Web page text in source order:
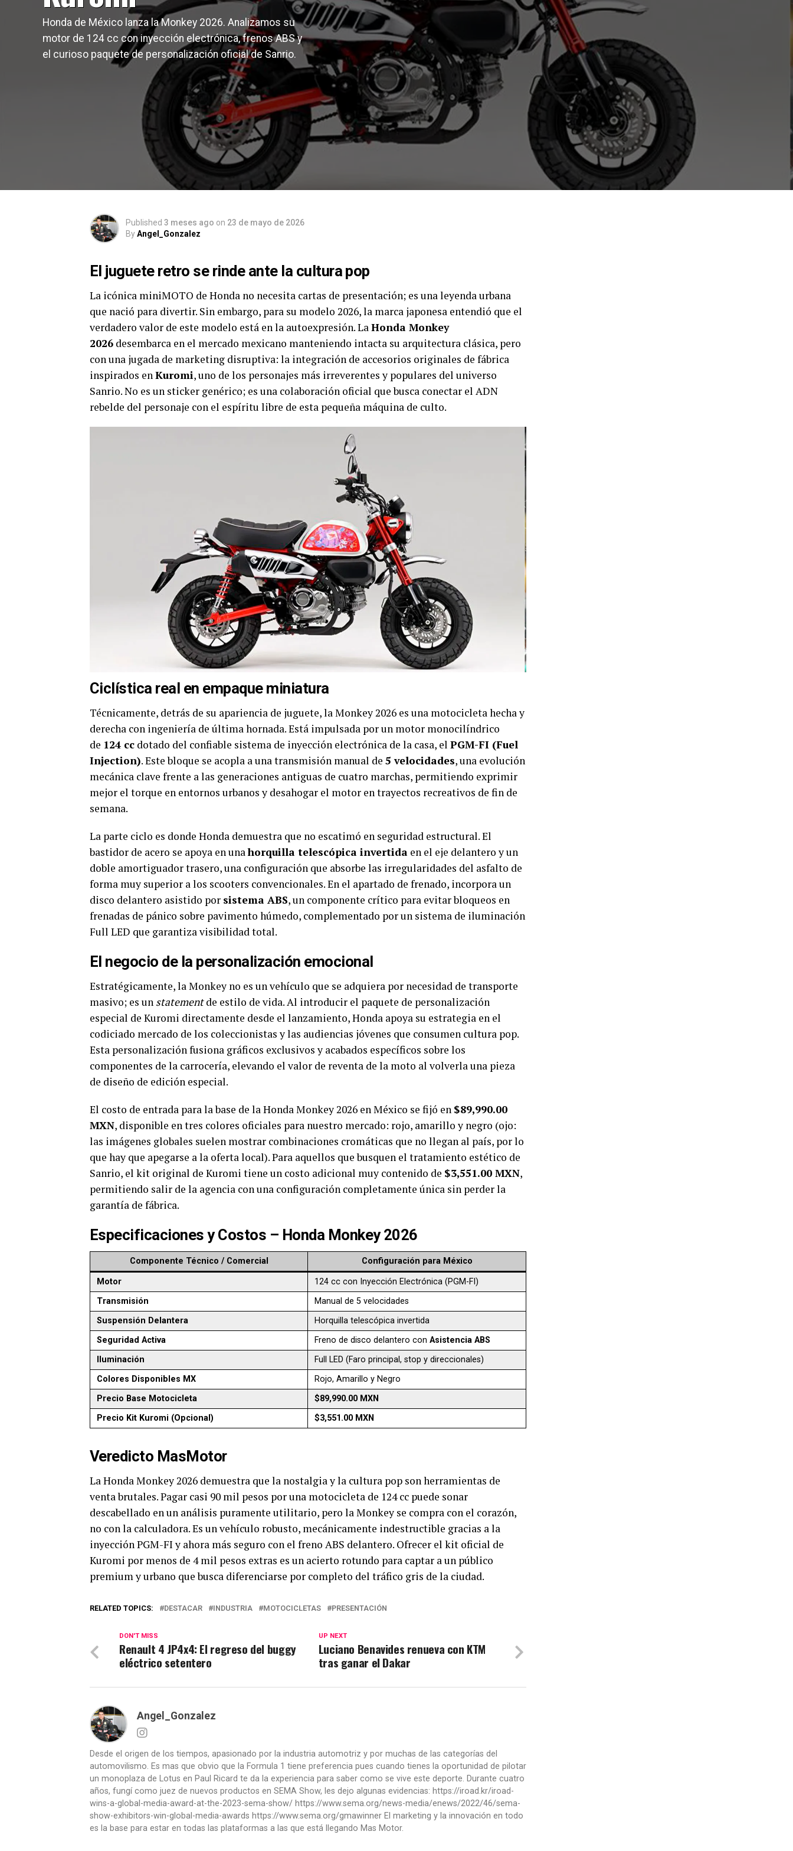
Honda de México lanza la Monkey 2026. Analizamos su
motor de 124 cc con inyección electrónica, frenos ABS y
el curioso paquete de personalización oficial de Sanrio.
Published 3 meses ago on 23 de mayo de 2026
ByAngel_Gonzalez
El juguete retro se rinde ante la cultura pop
La icónica miniMOTO de Honda no necesita cartas de presentación; es una leyenda urbana
que nació para divertir. Sin embargo, para su modelo 2026, la marca japonesa entendió que el
verdadero valor de este modelo está en la autoexpresión. LaHonda Monkey
2026 desembarca en el mercado mexicano manteniendo intacta su arquitectura clásica, pero
con una jugada de marketing disruptiva: la integración de accesorios originales de fábrica
inspirados enKuromi, uno de los personajes más irreverentes y populares del universo
Sanrio. No es un sticker genérico; es una colaboración oficial que busca conectar el ADN
rebelde del personaje con el espíritu libre de esta pequeña máquina de culto.
Ciclística real en empaque miniatura
Técnicamente, detrás de su apariencia de juguete, la Monkey 2026 es una motocicleta hecha y
derecha con ingeniería de última hornada. Está impulsada por un motor monocilíndrico
de 124 cc dotado del confiable sistema de inyección electrónica de la casa, el PGM-FI (Fuel
Injection). Este bloque se acopla a una transmisión manual de 5 velocidades, una evolución
mecánica clave frente a las generaciones antiguas de cuatro marchas, permitiendo exprimir
mejor el torque en entornos urbanos y desahogar el motor en trayectos recreativos de fin de
semana.
La parte ciclo es donde Honda demuestra que no escatimó en seguridad estructural. El
bastidor de acero se apoya en unahorquilla telescópica invertida en el eje delantero y un
doble amortiguador trasero, una configuración que absorbe las irregularidades del asfalto de
forma muy superior a los scooters convencionales. En el apartado de frenado, incorpora un
disco delantero asistido por sistema ABS, un componente crítico para evitar bloqueos en
frenadas de pánico sobre pavimento húmedo, complementado por un sistema de iluminación
Full LED que garantiza visibilidad total.
El negocio de la personalización emocional
Estratégicamente, la Monkey no es un vehículo que se adquiera por necesidad de transporte
masivo; es un statementde estilo de vida. Al introducir el paquete de personalización
especial de Kuromi directamente desde el lanzamiento, Honda apoya su estrategia en el
codiciado mercado de los coleccionistas y las audiencias jóvenes que consumen cultura pop.
Esta personalización fusiona gráficos exclusivos y acabados específicos sobre los
componentes de la carrocería, elevando el valor de reventa de la moto al volverla una pieza
de diseño de edición especial.
El costo de entrada para la base de la Honda Monkey 2026 en México se fijó en $89,990.00
MXN, disponible en tres colores oficiales para nuestro mercado: rojo, amarillo y negro (ojo:
las imágenes globales suelen mostrar combinaciones cromáticas que no llegan al país, por lo
que hay que apegarse a la oferta local). Para aquellos que busquen el tratamiento estético de
Sanrio, el kit original de Kuromi tiene un costo adicional muy contenido de $3,551.00 MXN,
permitiendo salir de la agencia con una configuración completamente única sin perder la
garantía de fábrica.
Especificaciones y Costos – Honda Monkey 2026
Componente Técnico / Comercial Configuración para México
Motor
124 cc con Inyección Electrónica (PGM-FI)
Transmisión
Manual de 5 velocidades
Suspensión Delantera
Horquilla telescópica invertida
Seguridad Activa
Freno de disco delantero conAsistencia ABS
Iluminación
Full LED (Faro principal, stop y direccionales)
Colores Disponibles MX
Rojo, Amarillo y Negro
Precio Base Motocicleta
$89,990.00 MXN
Precio Kit Kuromi (Opcional)
$3,551.00 MXN
Veredicto MasMotor
La Honda Monkey 2026 demuestra que la nostalgia y la cultura pop son herramientas de
venta brutales. Pagar casi 90 mil pesos por una motocicleta de 124 cc puede sonar
descabellado en un análisis puramente utilitario, pero la Monkey se compra con el corazón,
no con la calculadora. Es un vehículo robusto, mecánicamente indestructible gracias a la
inyección PGM-FI y ahora más seguro con el freno ABS delantero. Ofrecer el kit oficial de
Kuromi por menos de 4 mil pesos extras es un acierto rotundo para captar a un público
premium y urbano que busca diferenciarse por completo del tráfico gris de la ciudad.
RELATED TOPICS: DESTACAR INDUSTRIA MOTOCICLETAS PRESENTACIÓN
UP NEXT
Luciano Benavides renueva con KTM
tras ganar el Dakar
DON'T MISS
Renault 4 JP4x4: El regreso del buggy
eléctrico setentero
Angel_Gonzalez
Desde el origen de los tiempos, apasionado por la industria automotriz y por muchas de las categorías del
automovilismo. Es mas que obvio que la Formula 1 tiene preferencia pues cuando tienes la oportunidad de pilotar
un monoplaza de Lotus en Paul Ricard te da la experiencia para saber como se vive este deporte. Durante cuatro
años, fungí como juez de nuevos productos en SEMA Show, les dejo algunas evidencias: https://iroad.kr/iroad-
wins-a-global-media-award-at-the-2023-sema-show/ https://www.sema.org/news-media/enews/2022/46/sema-
show-exhibitors-win-global-media-awards https://www.sema.org/gmawinner El marketing y la innovación en todo
es la base para estar en todas las plataformas a las que está llegando Mas Motor.